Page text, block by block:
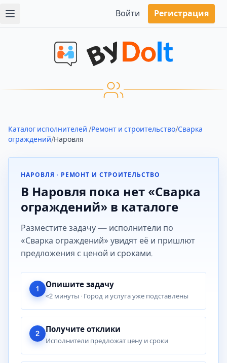
Войти Регистрация
Каталог исполнителей /Ремонт и строительство/Сварка
ограждений/Наровля
НАРОВЛЯ · РЕМОНТ И СТРОИТЕЛЬСТВО
В Наровля пока нет «Сварка
ограждений» в каталоге
Разместите задачу — исполнители по
«Сварка ограждений» увидят её и пришлют
предложения с ценой и сроками.
1 Опишите задачу
≈2 минуты · Город и услуга уже подставлены
2 Получите отклики
Исполнители предложат цену и сроки